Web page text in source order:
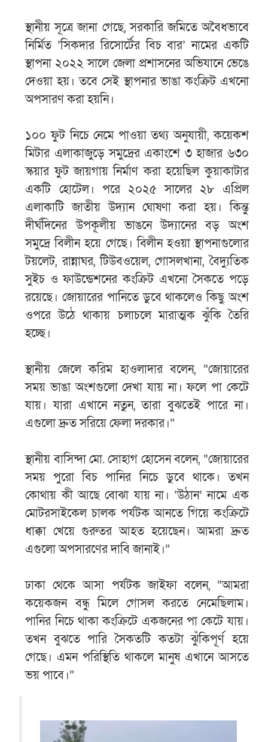
স্থানীয় সূত্রে জানা গেছে, সরকারি জমিতে অবৈধভাবে
নির্মিত ‘সিকদার রিসোর্টের বিচ বার’ নামের একটি
স্থাপনা ২০২২ সালে জেলা প্রশাসনের অভিযানে ভেঙে
দেওয়া হয়। তবে সেই স্থাপনার ভাঙা কংক্রিট এখনো
অপসারণ করা হয়নি।
১০০ ফুট নিচে নেমে পাওয়া তথ্য অনুযায়ী, কয়েকশ
মিটার এলাকাজুড়ে সমুদ্রের একাংশে ৩ হাজার ৬৩০
স্কয়ার ফুট জায়গায় নির্মাণ করা হয়েছিল কুয়াকাটার
একটি হোটেল। পরে ২০২৫ সালের ২৮ এপ্রিল
এলাকাটি জাতীয় উদ্যান ঘোষণা করা হয়। কিন্তু
দীর্ঘদিনের উপকূলীয় ভাঙনে উদ্যানের বড় অংশ
সমুদ্রে বিলীন হয়ে গেছে। বিলীন হওয়া স্থাপনাগুলোর
টয়লেট, রান্নাঘর, টিউবওয়েল, গোসলখানা, বৈদ্যুতিক
সুইচ ও ফাউন্ডেশনের কংক্রিট এখনো সৈকতে পড়ে
রয়েছে। জোয়ারের পানিতে ডুবে থাকলেও কিছু অংশ
ওপরে উঠে থাকায় চলাচলে মারাত্মক ঝুঁকি তৈরি
হচ্ছে।
স্থানীয় জেলে করিম হাওলাদার বলেন, “জোয়ারের
সময় ভাঙা অংশগুলো দেখা যায় না। ফলে পা কেটে
যায়। যারা এখানে নতুন, তারা বুঝতেই পারে না।
এগুলো দ্রুত সরিয়ে ফেলা দরকার।”
স্থানীয় বাসিন্দা মো. সোহাগ হোসেন বলেন, “জোয়ারের
সময় পুরো বিচ পানির নিচে ডুবে থাকে। তখন
কোথায় কী আছে বোঝা যায় না। ‘উঠান’ নামে এক
মোটরসাইকেল চালক পর্যটক আনতে গিয়ে কংক্রিটে
ধাক্কা খেয়ে গুরুতর আহত হয়েছেন। আমরা দ্রুত
এগুলো অপসারণের দাবি জানাই।”
ঢাকা থেকে আসা পর্যটক জাইফ‌া বলেন, “আমরা
কয়েকজন বন্ধু মিলে গোসল করতে নেমেছিলাম।
পানির নিচে থাকা কংক্রিটে একজনের পা কেটে যায়।
তখন বুঝতে পারি সৈকতটি কতটা ঝুঁকিপূর্ণ হয়ে
গেছে। এমন পরিস্থিতি থাকলে মানুষ এখানে আসতে
ভয় পাবে।”